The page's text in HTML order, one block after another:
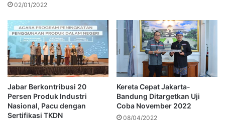
02/01/2022
Jabar Berkontribusi 20
Persen Produk Industri
Nasional, Pacu dengan
Sertifikasi TKDN
Kereta Cepat Jakarta-
Bandung Ditargetkan Uji
Coba November 2022
08/04/2022